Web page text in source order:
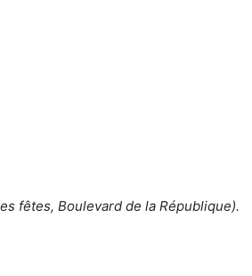
fêtes, Boulevard de la République).